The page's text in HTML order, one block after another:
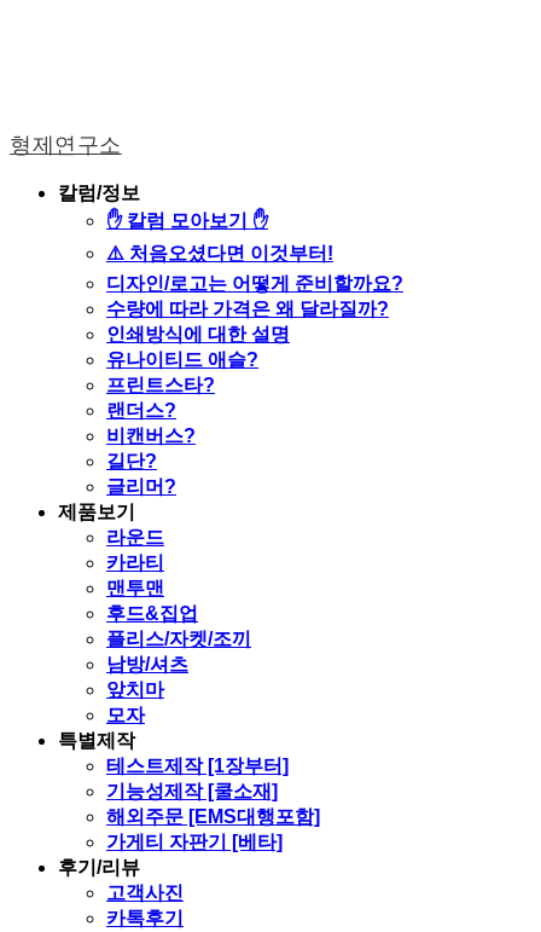
형제연구소
칼럼/정보
✋ 칼럼 모아보기 ✋
⚠️ 처음오셨다면 이것부터!
디자인/로고는 어떻게 준비할까요?
수량에 따라 가격은 왜 달라질까?
인쇄방식에 대한 설명
유나이티드 애슬?
프린트스타?
랜더스?
비캔버스?
길단?
글리머?
제품보기
라운드
카라티
맨투맨
후드&집업
플리스/자켓/조끼
남방/셔츠
앞치마
모자
특별제작
테스트제작 [1장부터]
기능성제작 [쿨소재]
해외주문 [EMS대행포함]
가게티 자판기 [베타]
후기/리뷰
고객사진
카톡후기